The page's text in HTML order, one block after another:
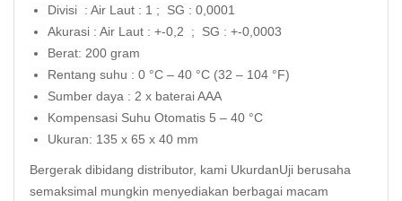
Divisi : Air Laut : 1 ; SG : 0,0001
Akurasi : Air Laut : +-0,2 ; SG : +-0,0003
Berat: 200 gram
Rentang suhu : 0 °C – 40 °C (32 – 104 °F)
Sumber daya : 2 x baterai AAA
Kompensasi Suhu Otomatis 5 – 40 °C
Ukuran: 135 x 65 x 40 mm
Bergerak dibidang distributor, kami UkurdanUji berusaha
semaksimal mungkin menyediakan berbagai macam